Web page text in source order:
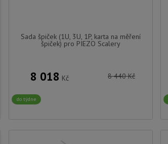
Sada špiček (1U, 3U, 1P, karta na měření
špiček) pro PIEZO Scalery
8 018 Kč 8 440 Kč
do týdne